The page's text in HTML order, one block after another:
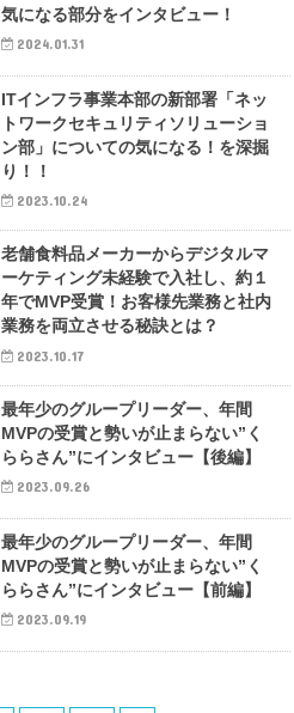
気になる部分をインタビュー！
2024.01.31
ITインフラ事業本部の新部署「ネッ
トワークセキュリティソリューショ
ン部」についての気になる！を深掘
り！！
2023.10.24
老舗食料品メーカーからデジタルマ
ーケティング未経験で入社し、約１
年でMVP受賞！お客様先業務と社内
業務を両立させる秘訣とは？
2023.10.17
最年少のグループリーダー、年間
MVPの受賞と勢いが止まらない”く
ららさん”にインタビュー【後編】
2023.09.26
最年少のグループリーダー、年間
MVPの受賞と勢いが止まらない”く
ららさん”にインタビュー【前編】
2023.09.19